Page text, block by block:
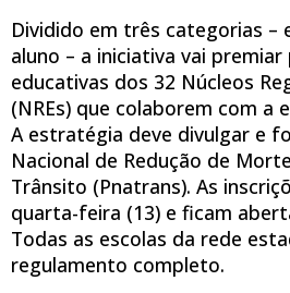
Dividido em três categorias –
aluno – a iniciativa vai
educativas dos 32 Núcleos
(NREs) que colaborem com a
A estratégia deve divulgar e
Nacional de Redução de
Trânsito (Pnatrans). As
quarta-feira (13) e ficam
Todas as escolas da rede
regulamento completo.